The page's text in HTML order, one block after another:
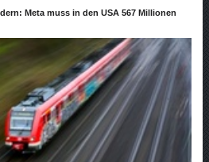
Meta muss in den USA 567 Millionen